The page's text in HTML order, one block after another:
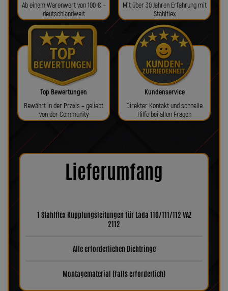
Ab einem Warenwert von 100 € –
deutschlandweit
Mit über 30 Jahren Erfahrung mit
Stahlflex
Top Bewertungen
Bewährt in der Praxis – geliebt
von der Community
Kundenservice
Direkter Kontakt und schnelle
Hilfe bei allen Fragen
Lieferumfang
1 Stahlflex Kupplungsleitungen für Lada 110/111/112 VAZ
2112
Alle erforderlichen Dichtringe
Montagematerial (falls erforderlich)